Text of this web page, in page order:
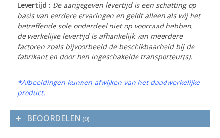
Levertijd : De aangegeven levertijd is een schatting op
basis van eerdere ervaringen en geldt alleen als wij het
betreffende sole onderdeel niet op voorraad hebben,
de werkelijke levertijd is afhankelijk van meerdere
factoren zoals bijvoorbeeld de beschikbaarheid bij de
fabrikant en door hen ingeschakelde transporteur(s).
*Afbeeldingen kunnen afwijken van het daadwerkelijke
product.
BEOORDELEN (0)